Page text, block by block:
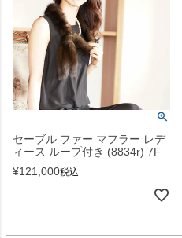
セーブル ファー マフラー レデ
ィース ループ付き (8834r) 7F
¥121,000税込